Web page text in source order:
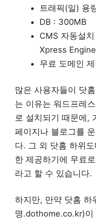
트래픽(일) 용
DB : 300MB
CMS 자동설
Xpress Engine
무료 도메인
많은 사용자들이 닷
는 이유는 워드프레
로 설치되기 때문에,
페이지나 블로그를
다. 그 외 닷홈 하위
한 제공하기에 무료
라고 할 수 있습니다.
하지만, 만약 닷홈 하
명.dothome.co.kr)이